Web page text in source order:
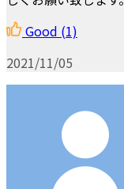
Good (1)
2021/11/05